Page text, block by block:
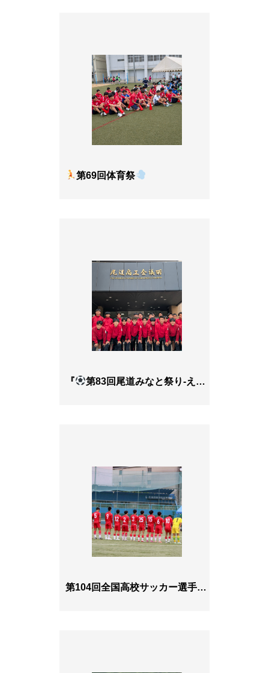
第69回体育祭
『 第83回尾道みなと祭り-ええじゃんＳＡＮＳＡ・がり踊り -運営ボランティアに参加しました
第104回全国高校サッカー選手権大会広島県大会